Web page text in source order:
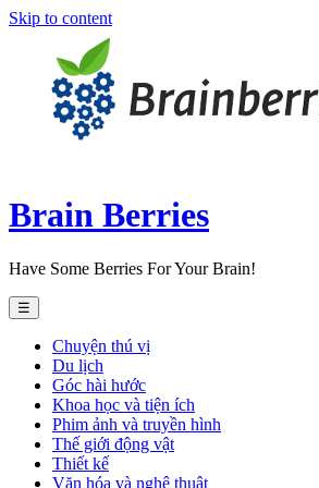
Skip to content
Brain Berries
Have Some Berries For Your Brain!
☰
Chuyện thú vị
Du lịch
Góc hài hước
Khoa học và tiện ích
Phim ảnh và truyền hình
Thế giới động vật
Thiết kế
Văn hóa và nghệ thuật